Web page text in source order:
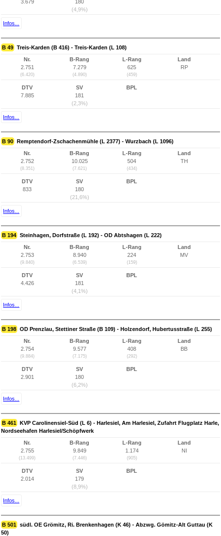
3.679
180
(4,9%)
Infos...
B 49 Treis-Karden (B 416) - Treis-Karden (L 108)
Nr.
2.751
(6.420)
B-Rang
7.279
(4.890)
L-Rang
625
(459)
Land
RP
DTV
7.885
SV
181
(2,3%)
BPL
Infos...
B 90 Remptendorf-Zschachenmühle (L 2377) - Wurzbach (L 1096)
Nr.
2.752
(8.351)
B-Rang
10.025
(7.621)
L-Rang
504
(434)
Land
TH
DTV
833
SV
180
(21,6%)
BPL
Infos...
B 194 Steinhagen, Dorfstraße (L 192) - OD Abtshagen (L 222)
Nr.
2.753
(9.840)
B-Rang
8.940
(6.539)
L-Rang
224
(159)
Land
MV
DTV
4.426
SV
181
(4,1%)
BPL
Infos...
B 198 OD Prenzlau, Stettiner Straße (B 109) - Holzendorf, Hubertusstraße (L 255)
Nr.
2.754
(9.884)
B-Rang
9.577
(7.175)
L-Rang
408
(292)
Land
BB
DTV
2.901
SV
180
(6,2%)
BPL
Infos...
B 461 KVP Carolinensiel-Süd (L 6) - Harlesiel, Am Harlesiel, Zufahrt Flugplatz Harle,
Nordseehafen Harlesiel/Schöpfwerk
Nr.
2.755
(13.499)
B-Rang
9.849
(7.446)
L-Rang
1.174
(905)
Land
NI
DTV
2.014
SV
179
(8,9%)
BPL
Infos...
B 501 südl. OE Grömitz, Ri. Brenkenhagen (K 46) - Abzwg. Gömitz-Alt Guttau (K
50)